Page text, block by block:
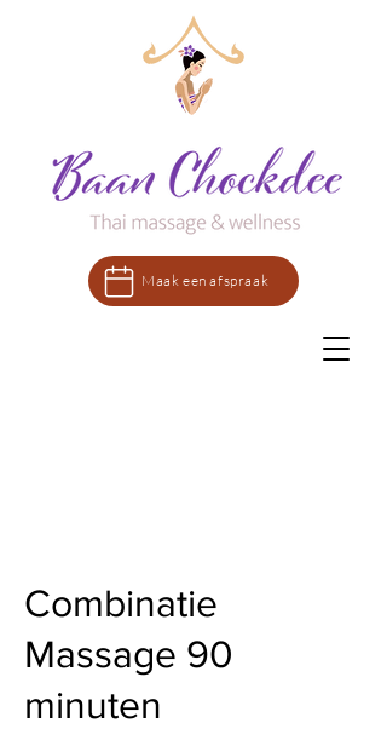
Maak een afspraak
Combinatie
Massage 90
minuten